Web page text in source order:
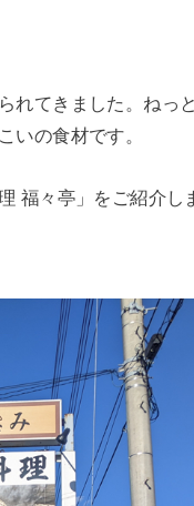
れてきました。ねっ
いの食材です。
福々亭」をご紹介し